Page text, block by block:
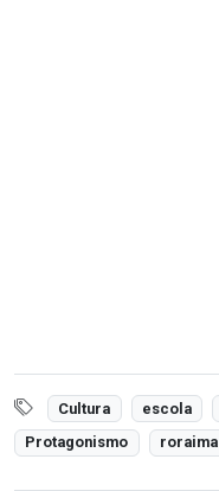
Cultura escola
Protagonismo
roraima